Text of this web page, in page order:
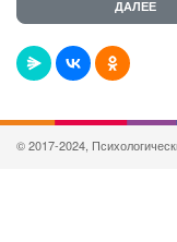
© 2017-2024,